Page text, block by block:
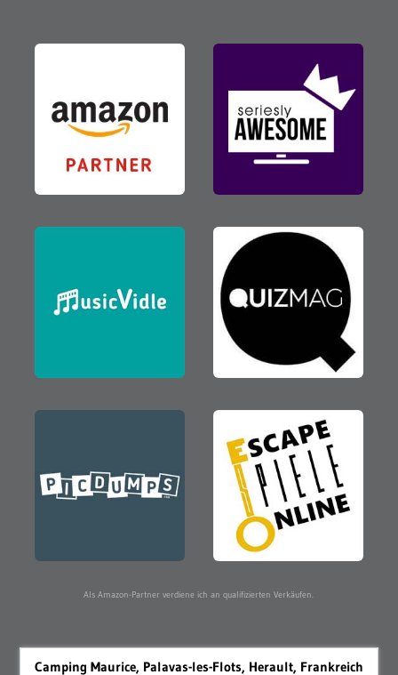
Als Amazon-Partner verdiene ich an qualifizierten Verkäufen.
Camping Maurice, Palavas-les-Flots, Herault, Frankreich